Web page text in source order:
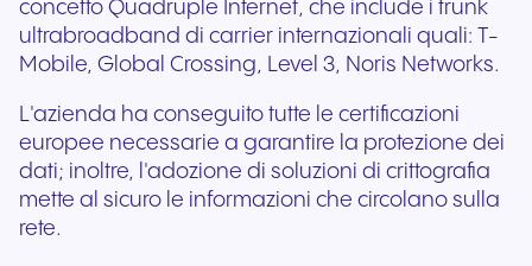
concetto Quadruple Internet, che include i trunk
ultrabroadband di carrier internazionali quali: T-
Mobile, Global Crossing, Level 3, Noris Networks.
L'azienda ha conseguito tutte le certificazioni
europee necessarie a garantire la protezione dei
dati; inoltre, l'adozione di soluzioni di crittografia
mette al sicuro le informazioni che circolano sulla
rete.